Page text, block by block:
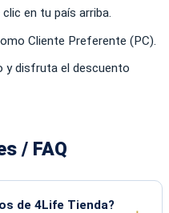
en tu país arriba.
Cliente Preferente (PC).
y disfruta el descuento
/ FAQ
de 4Life Tienda?